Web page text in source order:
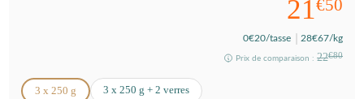
21€50
0€20/tasse 28€67/kg
Prix de comparaison : 22€80
3 x 250 g 3 x 250 g + 2 verres